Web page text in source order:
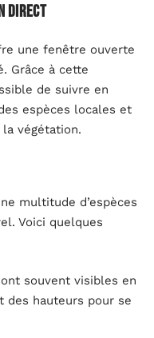
direct
une fenêtre ouverte
Grâce à cette
de suivre en
espèces locales et
végétation.
multitude d’espèces
Voici quelques
souvent visibles en
des hauteurs pour se